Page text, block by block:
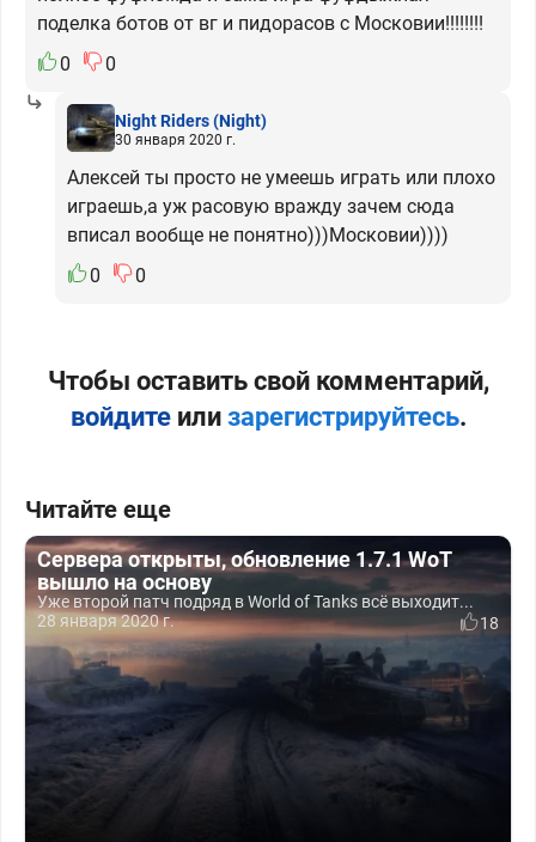
поделка ботов от вг и пидорасов с Московии!!!!!!!!
0
0
Night Riders(Night)
30 января 2020 г.
Алексей ты просто не умеешь играть или плохо
играешь,а уж расовую вражду зачем сюда
вписал вообще не понятно)))Московии))))
0
0
Чтобы оставить свой комментарий,
войдитеили зарегистрируйтесь.
Читайте еще
Сервера открыты, обновление 1.7.1 WoT
вышло на основу
Уже второй патч подряд в World of Tanks всё выходит...
28 января 2020 г.
18